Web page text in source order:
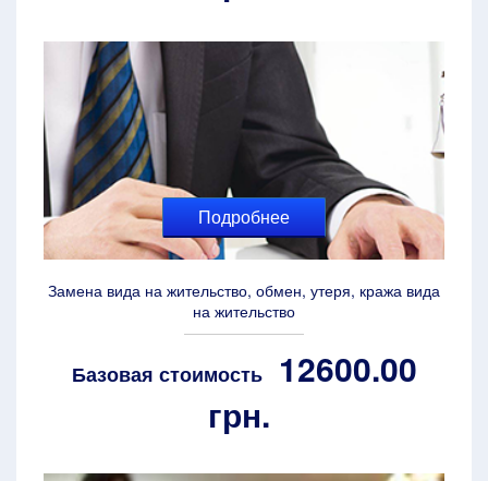
Подробнее
Замена вида на жительство, обмен, утеря, кража вида
на жительство
Базовая стоимость
12600.00
грн.